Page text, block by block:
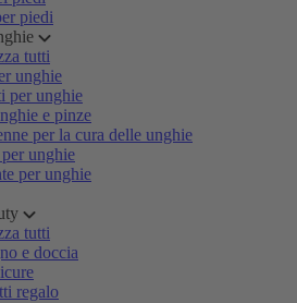
piedi
tutti
unghie
per unghie
e pinze
per la cura delle unghie
unghie
per unghie
tutti
e doccia
regalo